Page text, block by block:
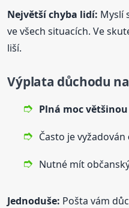
Největší chyba lidí: Myslí
ve všech situacích. Ve
liší.
Výplata důchodu
Plná moc
Často je vyžadován
Nutné mít
Jednoduše: Pošta vám